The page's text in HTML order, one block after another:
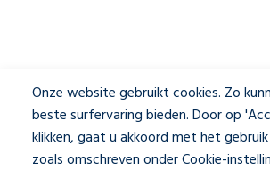
Onze website gebruikt cookies. Zo
beste surfervaring bieden. Door op
klikken, gaat u akkoord met het
zoals omschreven onder Cookie-